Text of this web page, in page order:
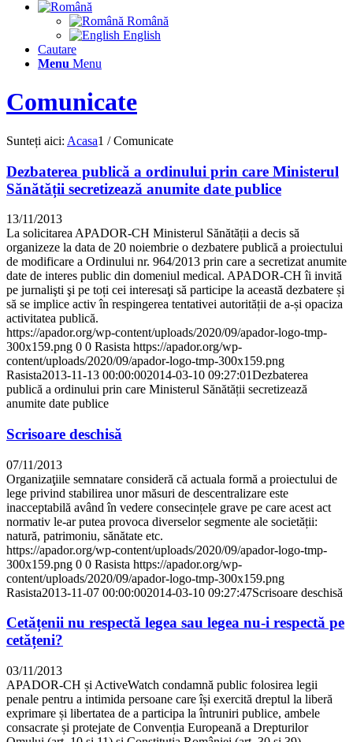
Română
English
Cautare
Menu Menu
Comunicate
Sunteți aici: Acasa1 / Comunicate
Dezbaterea publică a ordinului prin care Ministerul
Sănătății secretizează anumite date publice
13/11/2013
La solicitarea APADOR-CH Ministerul Sănătății a decis să
organizeze la data de 20 noiembrie o dezbatere publică a proiectului
de modificare a Ordinului nr. 964/2013 prin care a secretizat anumite
date de interes public din domeniul medical. APADOR-CH îi invită
pe jurnalişti şi pe toți cei interesaţi să participe la această dezbatere și
să se implice activ în respingerea tentativei autorității de a-și opaciza
activitatea publică.
https://apador.org/wp-content/uploads/2020/09/apador-logo-tmp-
300x159.png 0 0 Rasista https://apador.org/wp-
content/uploads/2020/09/apador-logo-tmp-300x159.png
Rasista2013-11-13 00:00:002014-03-10 09:27:01Dezbaterea
publică a ordinului prin care Ministerul Sănătății secretizează
anumite date publice
Scrisoare deschisă
07/11/2013
Organizaţiile semnatare consideră că actuala formă a proiectului de
lege privind stabilirea unor măsuri de descentralizare este
inacceptabilă având în vedere consecințele grave pe care acest act
normativ le-ar putea provoca diverselor segmente ale societății:
natură, patrimoniu, sănătate etc.
https://apador.org/wp-content/uploads/2020/09/apador-logo-tmp-
300x159.png 0 0 Rasista https://apador.org/wp-
content/uploads/2020/09/apador-logo-tmp-300x159.png
Rasista2013-11-07 00:00:002014-03-10 09:27:47Scrisoare deschisă
Cetățenii nu respectă legea sau legea nu-i respectă pe
cetățeni?
03/11/2013
APADOR-CH și ActiveWatch condamnă public folosirea legii
penale pentru a intimida persoane care își exercită dreptul la liberă
exprimare și libertatea de a participa la întruniri publice, ambele
consacrate și protejate de Convenția Europeană a Drepturilor